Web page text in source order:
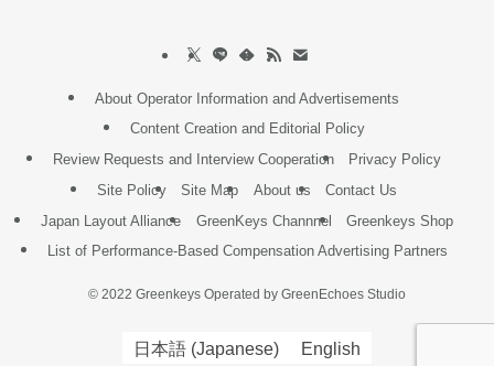
About Operator Information and Advertisements
Content Creation and Editorial Policy
Review Requests and Interview Cooperation
Privacy Policy
Site Policy
Site Map About us
Contact Us
Japan Layout Alliance
GreenKeys Channnel
Greenkeys Shop
List of Performance-Based Compensation Advertising Partners
© 2022 Greenkeys Operated by GreenEchoes Studio
日本語 (Japanese) English